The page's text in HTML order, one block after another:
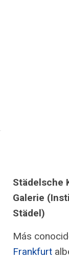
Städelsche
Galerie
Städel)
Más
Frankfurt